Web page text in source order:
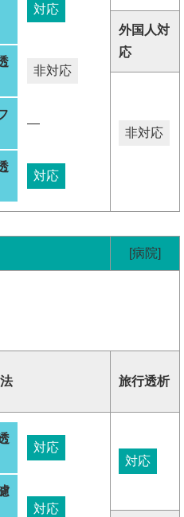
対応
非対応
―
対応
外国人対
応
非対応
[病院]
旅行透析
対応
対応
対応